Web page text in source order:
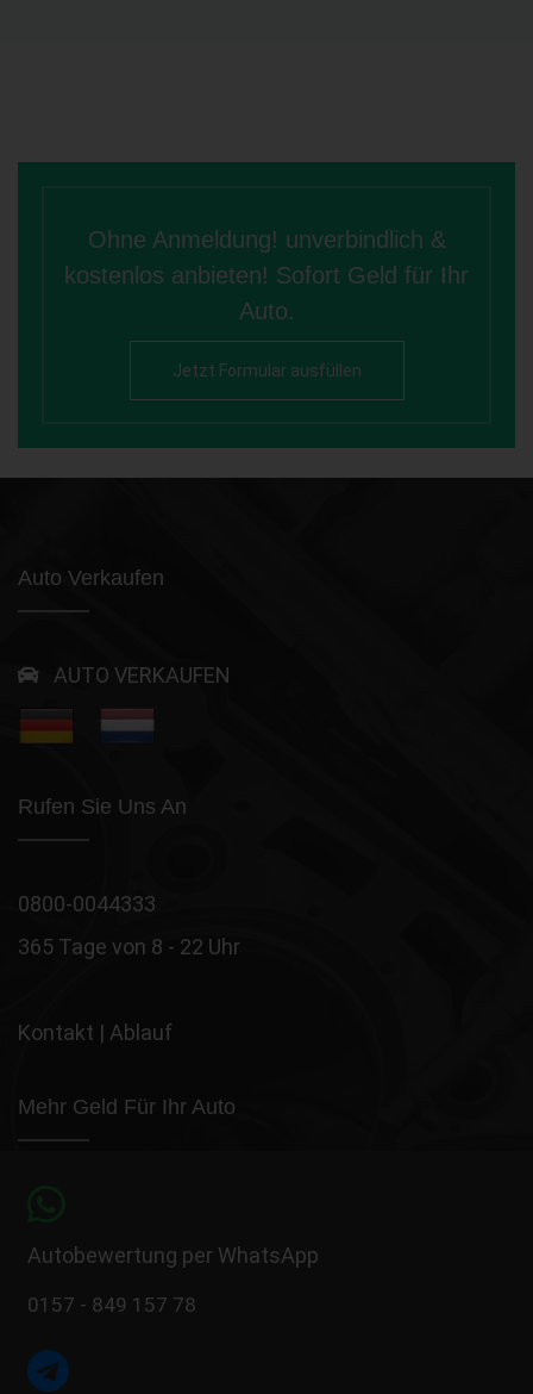
Ohne Anmeldung! unverbindlich &
kostenlos anbieten! Sofort Geld für Ihr
Auto.
Jetzt Formular ausfüllen
Auto Verkaufen
AUTO VERKAUFEN
Rufen Sie Uns An
0800-0044333
365 Tage von 8 - 22 Uhr
Kontakt | Ablauf
Mehr Geld Für Ihr Auto
Autobewertung per WhatsApp
0157 - 849 157 78